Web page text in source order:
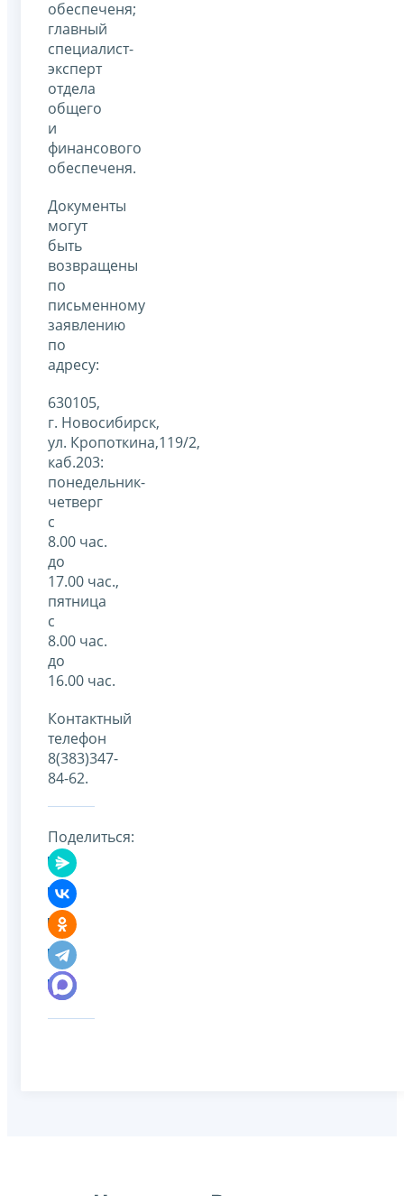
обеспеченя;
главный
специалист-
эксперт
отдела
общего
и
финансового
обеспеченя.
Документы
могут
быть
возвращены
по
письменному
заявлению
по
адресу:
630105,
г. Новосибирск,
ул. Кропоткина,119/2,
каб.203:
понедельник-
четверг
с
8.00 час.
до
17.00 час.,
пятница
с
8.00 час.
до
16.00 час.
Контактный
телефон
8(383)347-
84-62.
Поделиться: